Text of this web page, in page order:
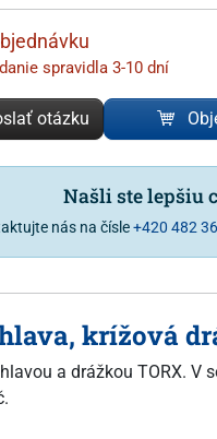
spravidla 3-10 dní
otázku
Našli ste lepšiu
nás na čísle+420 482
krížová
a drážkou TORX.